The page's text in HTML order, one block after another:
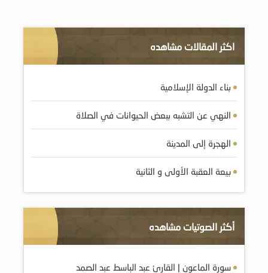
اكثر المقالات مشاهده
بناء الدولة الإسلامية
النهي عن التشبه ببعض الحيوانات في الصلاة
الهجرة إلى المدينة
بيعة العقبة الأولى و الثانية
أكثر الصوتيات مشاهده
سورة الماعون | القارئ عبد الباسط عبد الصمد